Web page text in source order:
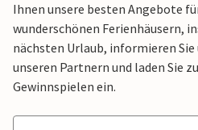
Ihnen unsere besten Angebote
wunderschönen Ferienhäusern,
nächsten Urlaub, informieren
unseren Partnern und laden Sie
Gewinnspielen ein.